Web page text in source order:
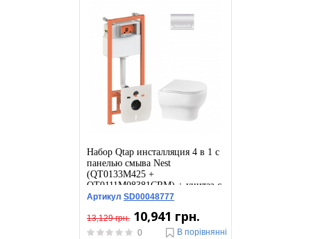
Набор Qtap инсталляция 4 в 1 с
панелью смыва Nest
(QT0133M425 +
QT0111M08381CRM) + унитаз с
сиденьем Aries QT0333063ERW
Артикул SD00048777
13,129 грн. 10,941 грн.
0
В порівнянні